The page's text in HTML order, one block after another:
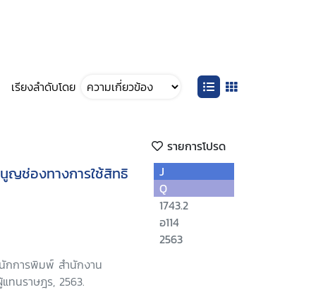
เรียงลำดับโดย
รายการโปรด
ญช่องทางการใช้สิทธิ
กการพิมพ์ สำนักงาน
ทนราษฎร, 2563.
J
Q
1743.2
อ114
2563